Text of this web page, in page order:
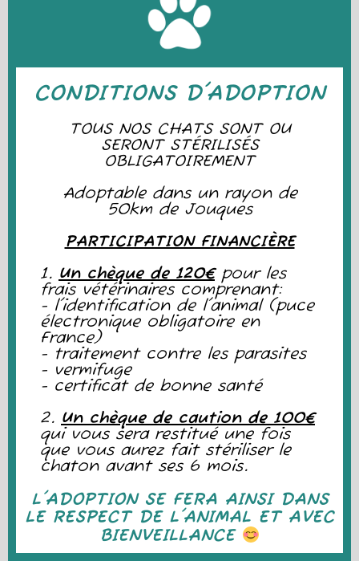
CONDITIONS D'ADOPTION
TOUS NOS CHATS SONT OU
SERONT STÉRILISÉS
OBLIGATOIREMENT
Adoptable dans un rayon de
50km de Jouques
PARTICIPATION FINANCIÈRE
1. Un chèque de 120€pour les
frais vétérinaires comprenant:
- l'identification de l'animal (puce
électronique obligatoire en
France)
- traitement contre les parasites
- vermifuge
- certificat de bonne santé
2. Un chèque de caution de 100€
qui vous sera restitué une fois
que vous aurez fait stériliser le
chaton avant ses 6 mois.
L'ADOPTION SE FERA AINSI DANS
LE RESPECT DE L'ANIMAL ET AVEC
BIENVEILLANCE